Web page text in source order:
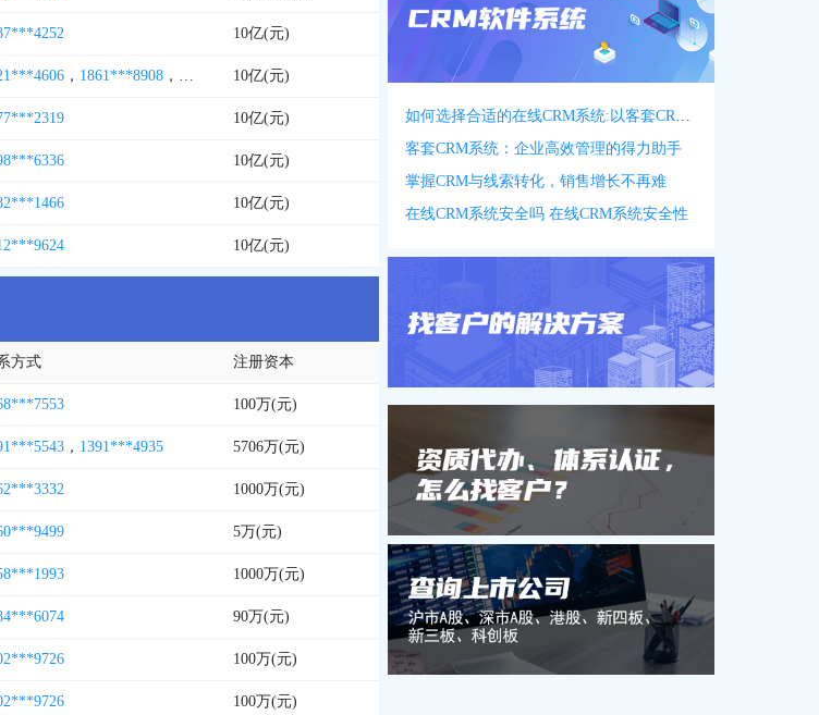
10亿(元)
， 1861***8908 ， 1350***271710亿(元)
10亿(元)
10亿(元)
10亿(元)
10亿(元)
方式 注册资本
100万(元)
， 1391***4935 5706万(元)
1000万(元)
5万(元)
1000万(元)
90万(元)
100万(元)
100万(元)
如何选择合适的在线CRM系统:以客套CRM系统为例
客套CRM系统：企业高效管理的得力助手
掌握CRM与线索转化，销售增长不再难
在线CRM系统安全吗 在线CRM系统安全性